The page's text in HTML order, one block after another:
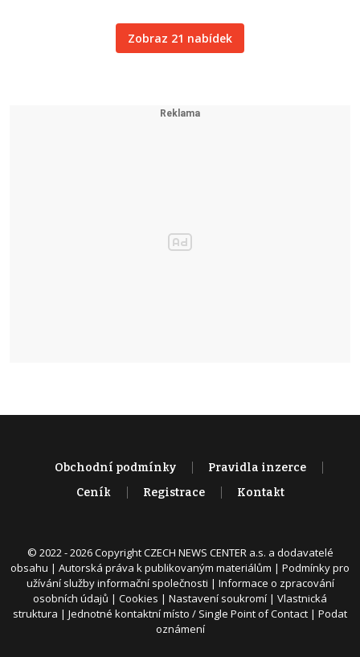
Zobraz 21 nabídek
Obchodní podmínky
Pravidla inzerce
Ceník
Registrace Kontakt
© 2022 - 2026 Copyright CZECH NEWS CENTER a.s. a dodavatelé
obsahu | Autorská práva k publikovaným materiálům | Podmínky pro
užívání služby informační společnosti | Informace o zpracování
osobních údajů | Cookies | Nastavení soukromí | Vlastnická
struktura | Jednotné kontaktní místo / Single Point of Contact | Podat
oznámení